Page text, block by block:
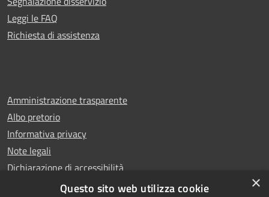
Leggi le FAQ
Richiesta di assistenza
Amministrazione trasparente
Albo pretorio
Informativa privacy
Note legali
Dichiarazione di accessibilità
Whistleblowing
×
Questo sito web utilizza cookie